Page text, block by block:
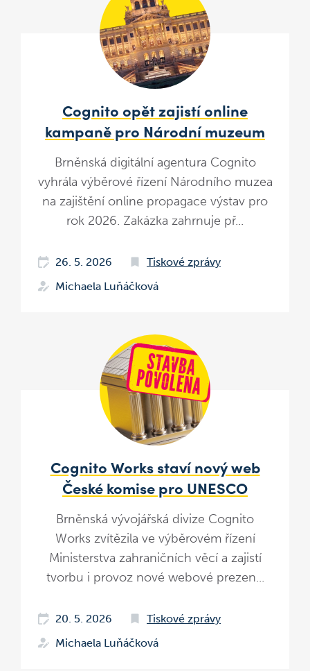
Cognito opět zajistí online
kampaně pro Národní muzeum
Brněnská digitální agentura Cognito
vyhrála výběrové řízení Národního muzea
na zajištění online propagace výstav pro
rok 2026. Zakázka zahrnuje př...
26. 5. 2026
Tiskové zprávy
Michaela Luňáčková
Cognito Works staví nový web
České komise pro UNESCO
Brněnská vývojářská divize Cognito
Works zvítězila ve výběrovém řízení
Ministerstva zahraničních věcí a zajistí
tvorbu i provoz nové webové prezen...
20. 5. 2026
Tiskové zprávy
Michaela Luňáčková